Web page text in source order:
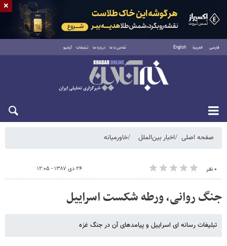
فارسی العربية English تماس با ما درباره ما تبلیغات آرشیو
شنبه ۱۷ مرداد ۱۴۰۵
صفحه اصلی اخبار بین‌الملل خاورمیانه
۰ نفر ۲۴ دی ۱۳۸۷ - ۱۲:۰۵
جنگ روانی، ورطه شکست اسراییل
تبلیغات رسانه ای اسراییل و پیامدهای آن در جنگ غزه
×